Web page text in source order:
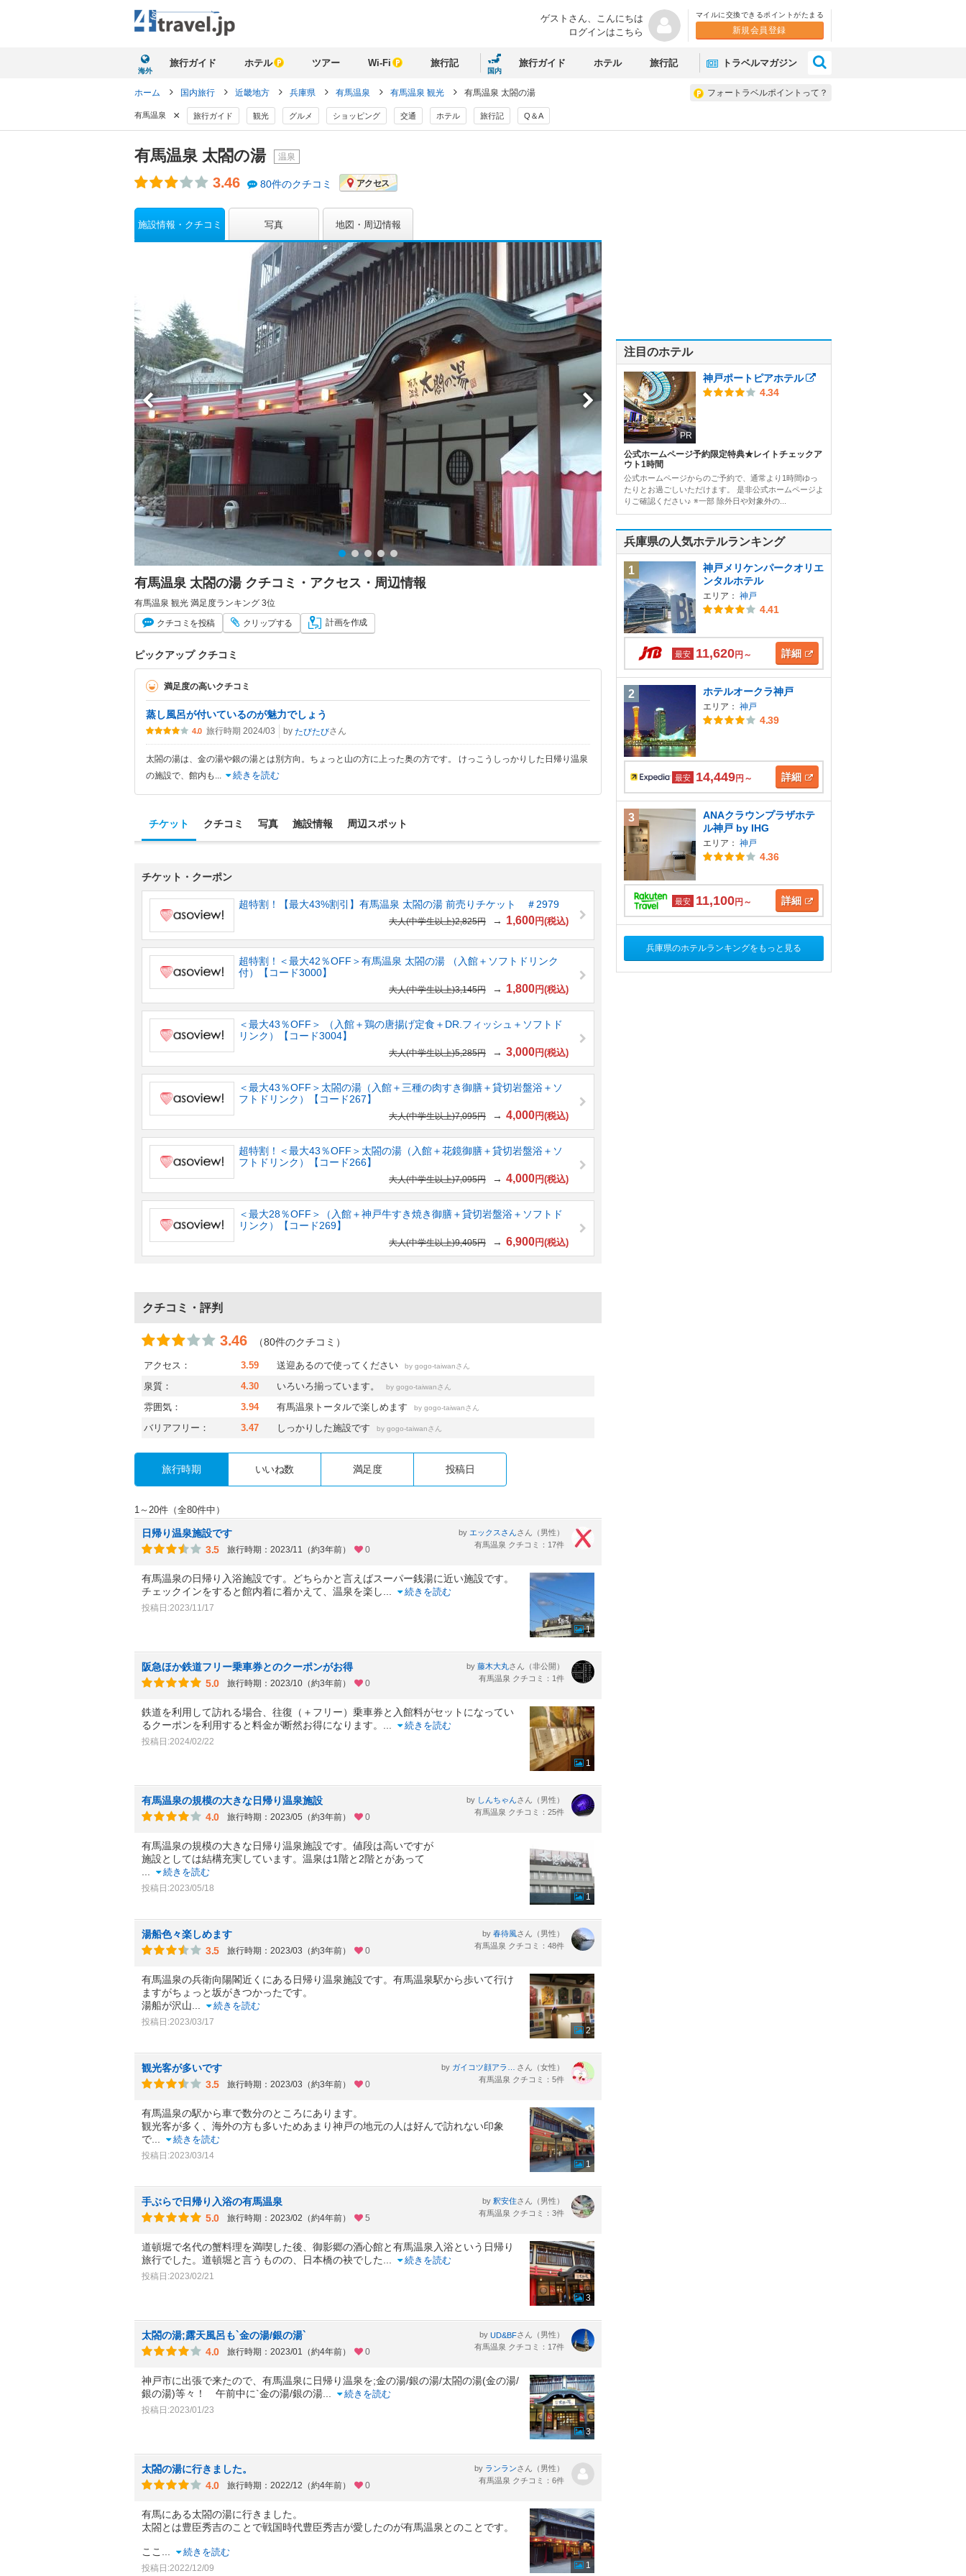
ゲストさん、 こんにちは
ログインはこちら
マイルに交換できるポイントがたまる
新規会員登録
海外
旅行ガイド ホテル ツアー Wi-Fi 旅行記
国内
旅行ガイド ホテル 旅行記 トラベルマガジン
フォートラベルポイントって？
ホーム 国内旅行 近畿地方 兵庫県 有馬温泉 有馬温泉 観光 有馬温泉 太閤の湯
有馬温泉 × 旅行ガイド 観光 グルメ ショッピング 交通 ホテル 旅行記 Q＆A
有馬温泉 太閤の湯 温泉
3.46 80件のクチコミ アクセス
施設情報・クチコミ 写真 地図・周辺情報
有馬温泉 太閤の湯 クチコミ・アクセス・周辺情報
有馬温泉 観光 満足度ランキング 3位
クチコミ を投稿 クリップする 計画を作成
ピックアップ クチコミ
満足度の高いクチコミ
蒸し風呂が付いているのが魅力でしょう
4.0 旅行時期 2024/03 by たびたびさん
太閤の湯は、金の湯や銀の湯とは別方向。ちょっと山の方に上った奥の方です。 けっこうしっかりした日帰り温泉
の施設で、館内も
続きを読む
チケット クチコミ 写真 施設情報 周辺スポット
チケット・クーポン
超特割！【最大43%割引】有馬温泉 太閤の湯 前売りチケット ＃2979
大人(中学生以上)2,825円 → 1,600円(税込)
超特割！＜最大42％OFF＞有馬温泉 太閤の湯 （入館＋ソフトドリンク
付）【コード3000】
大人(中学生以上)3,145円 → 1,800円(税込)
＜最大43％OFF＞ （入館＋鶏の唐揚げ定食＋DR.フィッシュ＋ソフトド
リンク）【コード3004】
大人(中学生以上)5,285円 → 3,000円(税込)
＜最大43％OFF＞太閤の湯（入館＋三種の肉すき御膳＋貸切岩盤浴＋ソ
フトドリンク）【コード267】
大人(中学生以上)7,095円 → 4,000円(税込)
超特割！＜最大43％OFF＞太閤の湯（入館＋花鏡御膳＋貸切岩盤浴＋ソ
フトドリンク）【コード266】
大人(中学生以上)7,095円 → 4,000円(税込)
＜最大28％OFF＞（入館＋神戸牛すき焼き御膳＋貸切岩盤浴＋ソフトド
リンク）【コード269】
大人(中学生以上)9,405円 → 6,900円(税込)
クチコミ・評判
3.46 （80件のクチコミ）
アクセス： 3.59 送迎あるので使ってください by gogo-taiwanさん
泉質： 4.30 いろいろ揃っています。 by gogo-taiwanさん
雰囲気： 3.94 有馬温泉トータルで楽しめます by gogo-taiwanさん
バリアフリー： 3.47 しっかりした施設です by gogo-taiwanさん
旅行時期 いいね数 満足度 投稿日
1～20件（全80件中）
日帰り温泉施設です
3.5
旅行時期：2023/11（約3年前） 0
by エックスさんさん（男性）
有馬温泉 クチコミ：17件
有馬温泉の日帰り入浴施設です。どちらかと言えばスーパー銭湯に近い施設です。
チェックインをすると館内着に着かえて、温泉を楽し
続きを読む
投稿日:2023/11/17
1
阪急ほか鉄道フリー乗車券とのクーポンがお得
5.0
旅行時期：2023/10（約3年前） 0
by 藤木大丸さん（非公開）
有馬温泉 クチコミ：1件
鉄道を利用して訪れる場合、往復（＋フリー）乗車券と入館料がセットになってい
るクーポンを利用すると料金が断然お得になります。
続きを読む
投稿日:2024/02/22
1
有馬温泉の規模の大きな日帰り温泉施設
4.0
旅行時期：2023/05（約3年前） 0
by しんちゃんさん（男性）
有馬温泉 クチコミ：25件
有馬温泉の規模の大きな日帰り温泉施設です。値段は高いですが
施設としては結構充実しています。温泉は1階と2階とがあって
続きを読む
投稿日:2023/05/18
1
湯船色々楽しめます
3.5
旅行時期：2023/03（約3年前） 0
by 春待風さん（男性）
有馬温泉 クチコミ：48件
有馬温泉の兵衛向陽閣近くにある日帰り温泉施設です。有馬温泉駅から歩いて行け
ますがちょっと坂がきつかったです。
湯船が沢山
続きを読む
投稿日:2023/03/17
2
観光客が多いです
3.5
旅行時期：2023/03（約3年前） 0
by
さん（女性）
有馬温泉 クチコミ：5件
有馬温泉の駅から車で数分のところにあります。
観光客が多く、海外の方も多いためあまり神戸の地元の人は好んで訪れない印象
で
続きを読む
投稿日:2023/03/14
1
手ぶらで日帰り入浴の有馬温泉
5.0
旅行時期：2023/02（約4年前） 5
by 釈安住さん（男性）
有馬温泉 クチコミ：3件
道頓堀で名代の蟹料理を満喫した後、御影郷の酒心館と有馬温泉入浴という日帰り
旅行でした。道頓堀と言うものの、日本橋の袂でした
続きを読む
投稿日:2023/02/21
3
太閤の湯;露天風呂も`金の湯/銀の湯`
4.0
旅行時期：2023/01（約4年前） 0
by UD&BFさん（男性）
有馬温泉 クチコミ：17件
神戸市に出張で来たので、有馬温泉に日帰り温泉を;金の湯/銀の湯/太閤の湯(金の湯/
銀の湯)等々！ 午前中に`金の湯/銀の湯
続きを読む
投稿日:2023/01/23
3
太閤の湯に行きました。
4.0
旅行時期：2022/12（約4年前） 0
by ランランさん（男性）
有馬温泉 クチコミ：6件
有馬にある太閤の湯に行きました。
太閤とは豊臣秀吉のことで戦国時代豊臣秀吉が愛したのが有馬温泉とのことです。
ここ 続きを読む
投稿日:2022/12/09 1
注目のホテル
PR
神戸ポートピアホテル
4.34
公式ホームページ予約限定特典★レイトチェックア
ウト1時間
公式ホームページからのご予約で、通常より1時間ゆっ
たりとお過ごしいただけます。 是非公式ホームページよ
りご確認ください♪ ※一部 除外日や対象外の...
兵庫県の人気ホテルランキング
1
神戸メリケンパークオリエ
ンタルホテル
エリア： 神戸
4.41
最安 11,620円～ 詳細
2 ホテルオークラ神戸
エリア： 神戸
4.39
最安 14,449円～ 詳細
3
ANAクラウンプラザホテ
ル神戸 by IHG
エリア： 神戸
4.36
最安 11,100円～ 詳細
兵庫県のホテルランキングをもっと見る